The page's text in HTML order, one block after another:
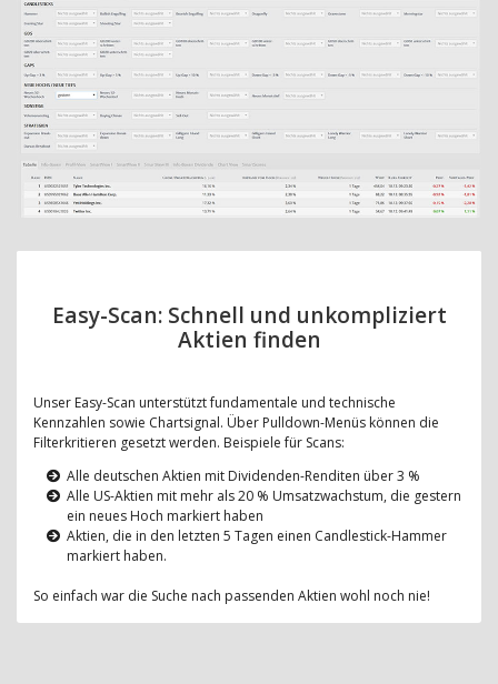
Easy-Scan: Schnell und unkompliziert
Aktien finden
Unser Easy-Scan unterstützt fundamentale und technische
Kennzahlen sowie Chartsignal. Über Pulldown-Menüs können die
Filterkritieren gesetzt werden. Beispiele für Scans:
Alle deutschen Aktien mit Dividenden-Renditen über 3 %
Alle US-Aktien mit mehr als 20 % Umsatzwachstum, die gestern
ein neues Hoch markiert haben
Aktien, die in den letzten 5 Tagen einen Candlestick-Hammer
markiert haben.
So einfach war die Suche nach passenden Aktien wohl noch nie!